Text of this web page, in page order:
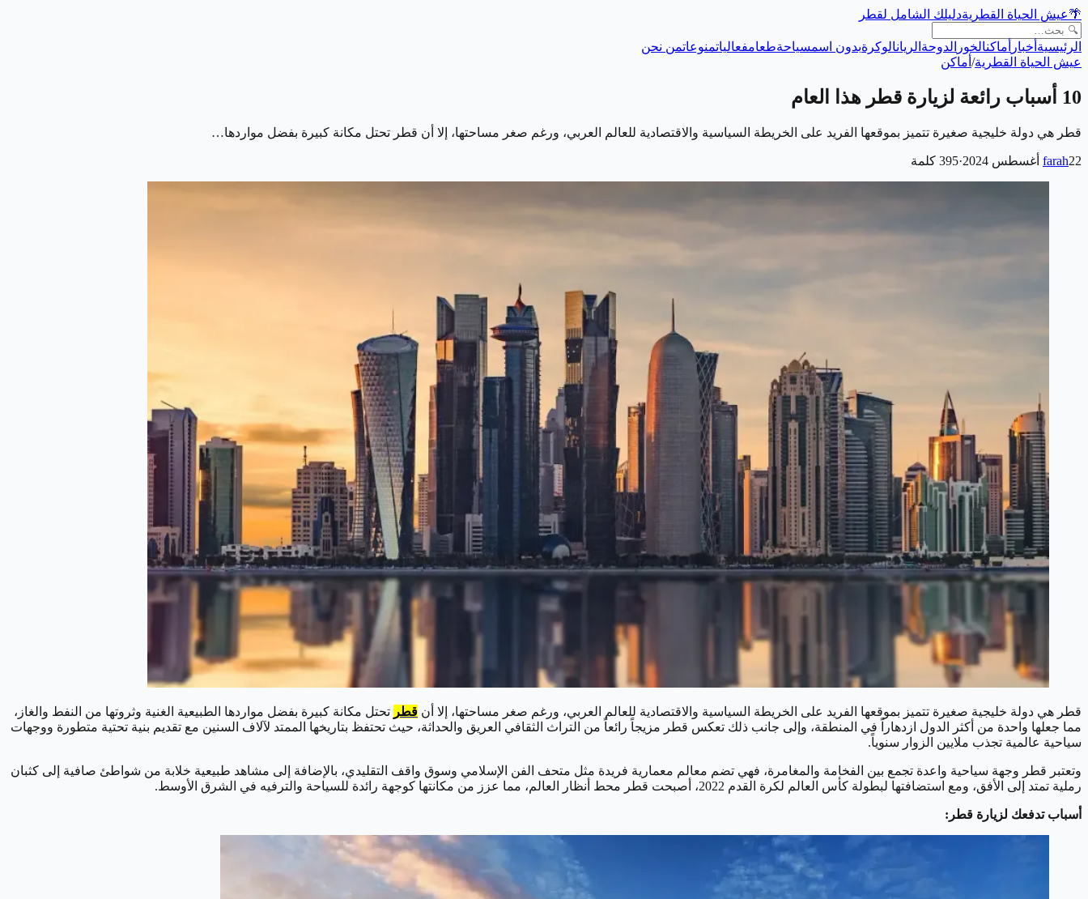
🌴عيش الحياة القطريةدليلك الشامل لقطر
الرئيسية أخبار أماكنالخور الدوحة الريانالوكرةبدون اسمسياحةطعامفعالياتمنوعاتمن نحن
عيش الحياة القطرية/ أماكن
10 أسباب رائعة لزيارة قطر هذا العام
قطر هي دولة خليجية صغيرة تتميز بموقعها الفريد على الخريطة السياسية والاقتصادية للعالم العربي، ورغم صغر مساحتها، إلا أن قطر تحتل مكانة كبيرة بفضل مواردها…
farah22 أغسطس 2024 ·
395 كلمة
قطر هي دولة خليجية صغيرة تتميز بموقعها الفريد على الخريطة السياسية والاقتصادية للعالم العربي، ورغم صغر مساحتها، إلا أن قطر تحتل مكانة كبيرة بفضل مواردها الطبيعية الغنية وثروتها من النفط والغاز،
مما جعلها واحدة من أكثر الدول ازدهاراً في المنطقة، وإلى جانب ذلك تعكس قطر مزيجاً رائعاً من التراث الثقافي العريق والحداثة، حيث تحتفظ بتاريخها الممتد لآلاف السنين مع تقديم بنية تحتية متطورة ووجهات
سياحية عالمية تجذب ملايين الزوار سنوياً.
وتعتبر قطر وجهة سياحية واعدة تجمع بين الفخامة والمغامرة، فهي تضم معالم معمارية فريدة مثل متحف الفن الإسلامي وسوق واقف التقليدي، بالإضافة إلى مشاهد طبيعية خلابة من شواطئ صافية إلى كثبان
رملية تمتد إلى الأفق، ومع استضافتها لبطولة كأس العالم لكرة القدم 2022، أصبحت قطر محط أنظار العالم، مما عزز من مكانتها كوجهة رائدة للسياحة والترفيه في الشرق الأوسط.
أسباب تدفعك لزيارة قطر: